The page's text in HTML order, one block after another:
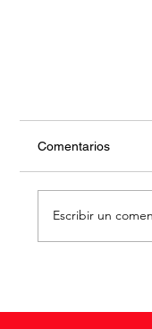
Comentarios
Escribir un